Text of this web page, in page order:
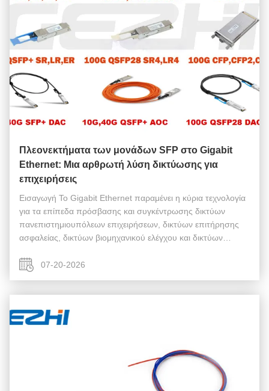
Πλεονεκτήματα των μονάδων SFP στο Gigabit
Ethernet: Μια αρθρωτή λύση δικτύωσης για
επιχειρήσεις
Εισαγωγή Το Gigabit Ethernet παραμένει η κύρια τεχνολογία
για τα επίπεδα πρόσβασης και συγκέντρωσης δικτύων
πανεπιστημιουπόλεων επιχειρήσεων, δικτύων επιτήρησης
ασφαλείας, δικτύων βιομηχανικού ελέγχου και δικτύων
διακοπτών, πολλοί μηχανικοί λειτουργία...
07-20-2026